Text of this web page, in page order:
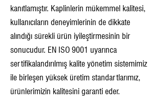
kanıtlamıştır. Kaplinlerin mükemmel kalitesi,
kullanıcıların deneyimlerinin de dikkate
alındığı sürekli ürün iyileştirmesinin bir
sonucudur. EN ISO 9001 uyarınca
sertifikalandırılmış kalite yönetim sistemimiz
ile birleşen yüksek üretim standartlarımız,
ürünlerimizin kalitesini garanti eder.